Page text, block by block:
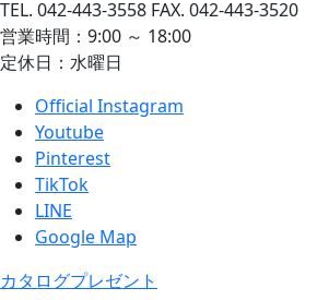
TEL. 042-443-3558 FAX. 042-443-3520
営業時間：9:00 ～ 18:00
定休日：水曜日
Official Instagram
Youtube
Pinterest
TikTok
LINE
Google Map
カタログプレゼント